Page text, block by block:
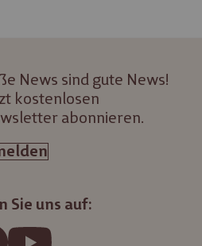
News sind gute News!
kostenlosen
abonnieren.
Sie uns auf: